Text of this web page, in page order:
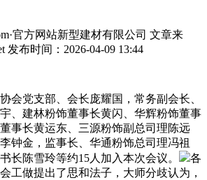
官方网站新型建材有限公司 文章来
发布时间：2026-04-09 13:44
党支部、会长庞耀国，常务副会长、
、建林粉饰董事长黄闪、华辉粉饰董事
事长黄运东、三源粉饰副总司理陈远
钟金，监事长、华通粉饰总司理冯祖
长陈雪玲等约15人加入本次会议。
各
工做提出了思和法子，大师分歧认为，